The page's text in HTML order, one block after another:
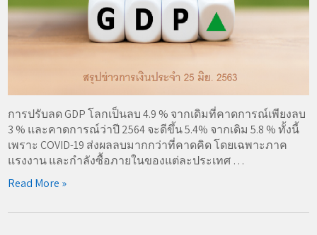
การปรับลด GDP โลกเป็นลบ 4.9 % จากเดิมที่คาดการณ์เพียงลบ
3 % และคาดการณ์ว่าปี 2564 จะดีขึ้น 5.4% จากเดิม 5.8 % ทั้งนี้
เพราะ COVID-19 ส่งผลลบมากกว่าที่คาดคิด โดยเฉพาะภาค
แรงงาน และกำลังซื้อภายในของแต่ละประเทศ …
Read More »